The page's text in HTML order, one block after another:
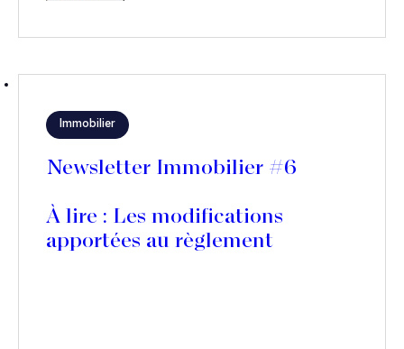
Immobilier
Newsletter Immobilier #6
À lire : Les modifications
apportées au règlement